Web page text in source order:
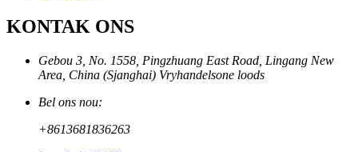
KONTAK ONS
Gebou 3, No. 1558, Pingzhuang East Road, Lingang New
Area, China (Sjanghai) Vryhandelsone loods
Bel ons nou:
+8613681836263